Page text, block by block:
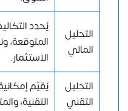
التحليل
المالي
يُحدد
المتوقعة،
الاستثمار.
التحليل
التقني
يُقيّم
التقنية،